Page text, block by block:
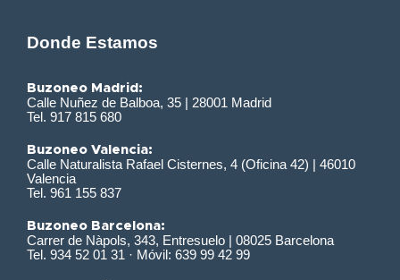
Donde Estamos
Buzoneo Madrid:
Calle Nuñez de Balboa, 35 | 28001 Madrid
Tel. 917 815 680
Buzoneo Valencia:
Calle Naturalista Rafael Cisternes, 4 (Oficina 42) | 46010
Valencia
Tel. 961 155 837
Buzoneo Barcelona:
Carrer de Nàpols, 343, Entresuelo | 08025 Barcelona
Tel. 934 52 01 31 · Móvil: 639 99 42 99